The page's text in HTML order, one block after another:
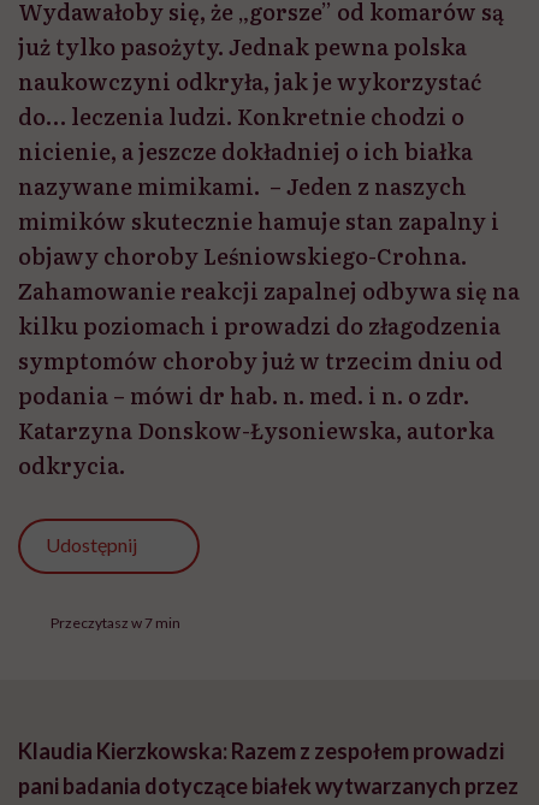
Wydawałoby się, że „gorsze” od komarów są
już tylko pasożyty. Jednak pewna polska
naukowczyni odkryła, jak je wykorzystać
do… leczenia ludzi. Konkretnie chodzi o
nicienie, a jeszcze dokładniej o ich białka
nazywane mimikami. – Jeden z naszych
mimików skutecznie hamuje stan zapalny i
objawy choroby Leśniowskiego-Crohna.
Zahamowanie reakcji zapalnej odbywa się na
kilku poziomach i prowadzi do złagodzenia
symptomów choroby już w trzecim dniu od
podania – mówi dr hab. n. med. i n. o zdr.
Katarzyna Donskow-Łysoniewska, autorka
odkrycia.
Udostępnij
Przeczytasz w 7 min
Klaudia Kierzkowska: Razem z zespołem prowadzi
pani badania dotyczące białek wytwarzanych przez